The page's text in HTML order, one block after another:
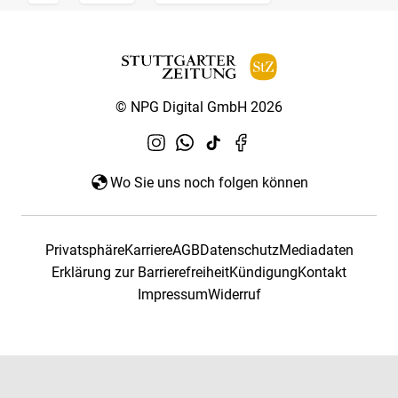
© NPG Digital GmbH 2026
Wo Sie uns noch folgen können
PrivatsphäreKarriereAGBDatenschutzMediadaten
Erklärung zur BarrierefreiheitKündigungKontakt
ImpressumWiderruf